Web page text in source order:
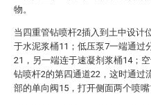
物。
当四重管钻喷杆2插入到土中设计
于水泥浆桶11；低压泵7一端通过
21，另一端连于速凝剂浆桶14；
钻喷杆2的第四通道22，这时通过
部的单向阀15，打开侧面两个喷嘴